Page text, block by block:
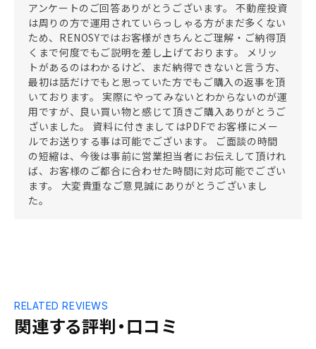
アンケートのご回答ありがとうございます。 不動産投資
は周りの方で運用されていらっしゃる方がまだ多くない
ため、RENOSYではお客様がきちんとご理解・ご納得頂
くまで何度でもご説明を差し上げております。 メリッ
トがあるのはわかるけど、まだ納得できないと言う方、
最初は話だけでもと思っていた方でもご購入の返事を頂
いております。 実際にやってみないとわからないのが運
用ですが、良い買い物と感じて頂きご購入ありがとうご
ざいました。 資料に付きましてはPDFでお客様にメー
ルでお送りする事は可能でございます。 ご面談の時間
の短縮は、今後は事前に営業担当者にお伝えして頂けれ
ば、お客様のご都合に合わせた時間に対応可能でござい
ます。 大変貴重なご意見誠にありがとうございまし
た。
関連する評判・口コミ
RELATED REVIEWS